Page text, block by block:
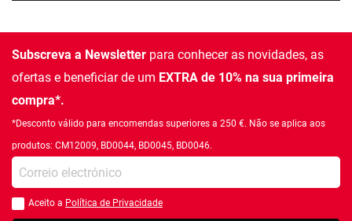
Subscreva a Newsletter para conhecer as novidades, as
ofertas e beneficiar de um EXTRA de 10% na sua primeira
compra*.
*Desconto válido para encomendas superiores a 250 €. Não se aplica aos
produtos: CM12009, BD0044, BD0045, BD0046.
Introduza o seu email
Você deve aceitar a política de privacidade
Aceito a Política de Privacidade